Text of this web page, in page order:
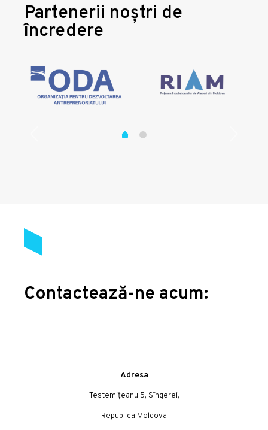
Partenerii noștri de
încredere
Contactează-ne acum:
Adresa
Testemițeanu 5, Sîngerei,
Republica Moldova